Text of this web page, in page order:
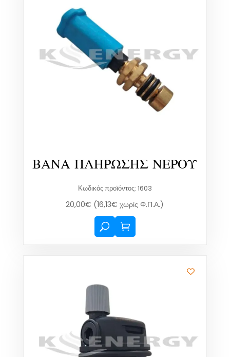
ΒΑΝΑ ΠΛΗΡΩΣΗΣ ΝΕΡΟΥ
Κωδικός προϊόντος: 1603
20,00€ (16,13€ χωρίς Φ.Π.Α.)